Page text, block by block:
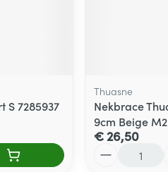
S 7285937
Thuasne
Nekbrace
9cm Beige M2
€ 26,50